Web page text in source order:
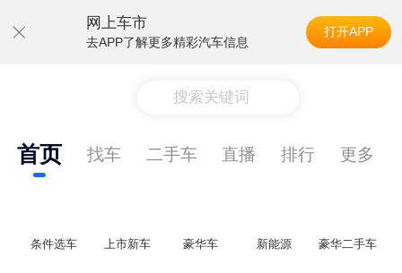
网上车市
去APP了解更多精彩汽车信息
打开APP
搜索关键词
首页 找车 二手车 直播 排行 更多
条件选车 上市新车 豪华车 新能源 豪华二手车